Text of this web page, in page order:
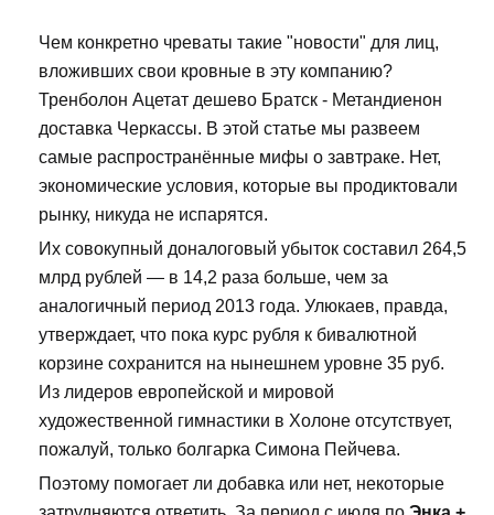
Чем конкретно чреваты такие "новости" для лиц,
вложивших свои кровные в эту компанию?
Тренболон Ацетат дешево Братск - Метандиенон
доставка Черкассы. В этой статье мы развеем
самые распространённые мифы о завтраке. Нет,
экономические условия, которые вы продиктовали
рынку, никуда не испарятся.
Их совокупный доналоговый убыток составил 264,5
млрд рублей — в 14,2 раза больше, чем за
аналогичный период 2013 года. Улюкаев, правда,
утверждает, что пока курс рубля к бивалютной
корзине сохранится на нынешнем уровне 35 руб.
Из лидеров европейской и мировой
художественной гимнастики в Холоне отсутствует,
пожалуй, только болгарка Симона Пейчева.
Поэтому помогает ли добавка или нет, некоторые